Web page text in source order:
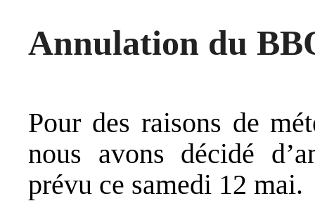
Annulation du
Pour des raisons de
nous avons décidé
prévu ce samedi 12 mai.